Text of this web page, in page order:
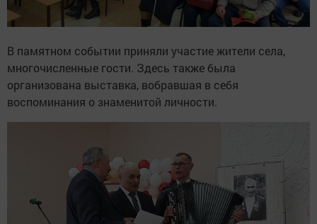
В памятном событии приняли участие жители села,
многочисленные гости. Здесь также была
организована выставка, вобравшая в себя
воспоминания о знаменитой личности.